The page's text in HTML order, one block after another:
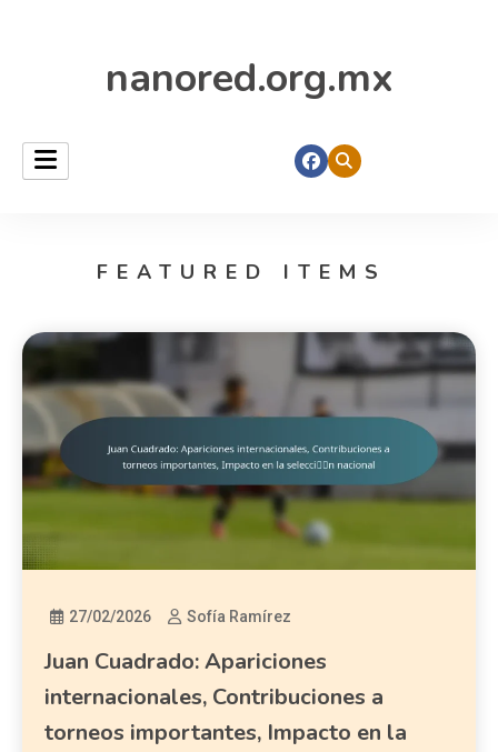
nanored.org.mx
FEATURED ITEMS
27/02/2026 Sofía Ramírez
Juan Cuadrado: Apariciones
internacionales, Contribuciones a
torneos importantes, Impacto en la